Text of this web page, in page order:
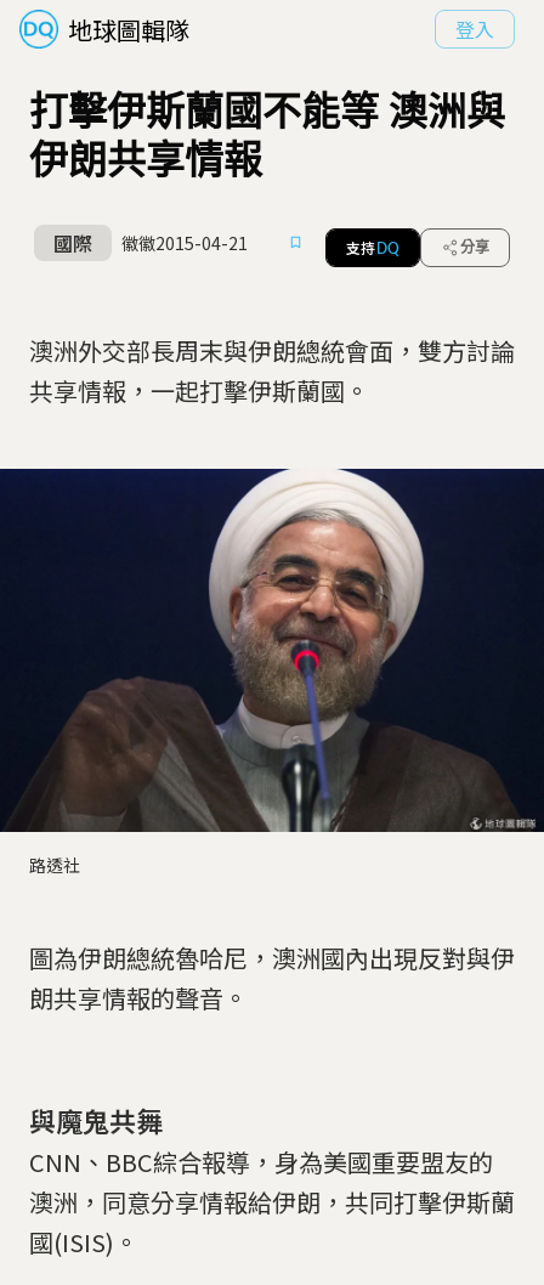
地球圖輯隊 登入
打擊伊斯蘭國不能等 澳洲與
伊朗共享情報
國際 徽徽2015-04-21 支持 DQ 分享
澳洲外交部長周末與伊朗總統會面，雙方討論
共享情報，一起打擊伊斯蘭國。
路透社
圖為伊朗總統魯哈尼，澳洲國內出現反對與伊
朗共享情報的聲音。
與魔鬼共舞
CNN、BBC綜合報導，身為美國重要盟友的
澳洲，同意分享情報給伊朗，共同打擊伊斯蘭
國(ISIS)。